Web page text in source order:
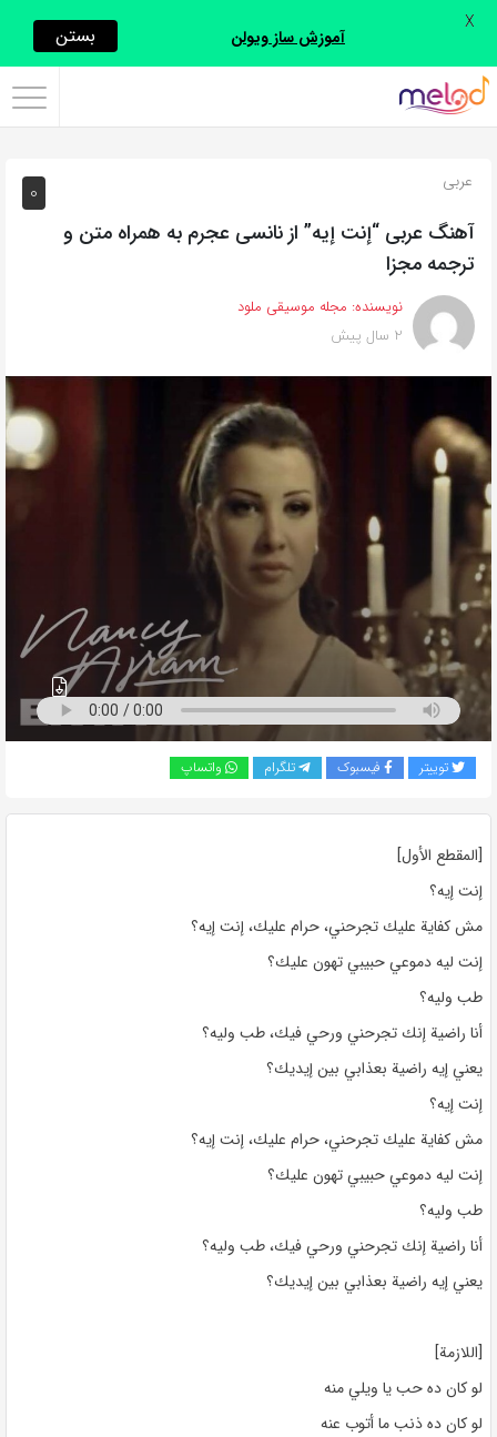
اشتراک
با
روش‌های
زیر
این
صفحه
را
دوستان
خود
به
بگذارید.
کپی
لینک
0 عربی
آهنگ عربی “إنت إيه” از نانسی عجرم به همراه متن و
ترجمه مجزا
نویسنده: مجله موسیقی ملود
2 سال پیش
توییتر فیسبوک تلگرام واتساپ
[المقطع الأول]
إنت إيه؟
مش كفاية عليك تجرحني، حرام عليك، إنت إيه؟
إنت ليه دموعي حبيبي تهون عليك؟
طب وليه؟
أنا راضية إنك تجرحني ورحي فيك، طب وليه؟
يعني إيه راضية بعذابي بين إيديك؟
إنت إيه؟
مش كفاية عليك تجرحني، حرام عليك، إنت إيه؟
إنت ليه دموعي حبيبي تهون عليك؟
طب وليه؟
أنا راضية إنك تجرحني ورحي فيك، طب وليه؟
يعني إيه راضية بعذابي بين إيديك؟
[اللازمة]
لو كان ده حب يا ويلي منه
لو كان ده ذنب ما أتوب عنه
آموزش ساز ویولن بستن X